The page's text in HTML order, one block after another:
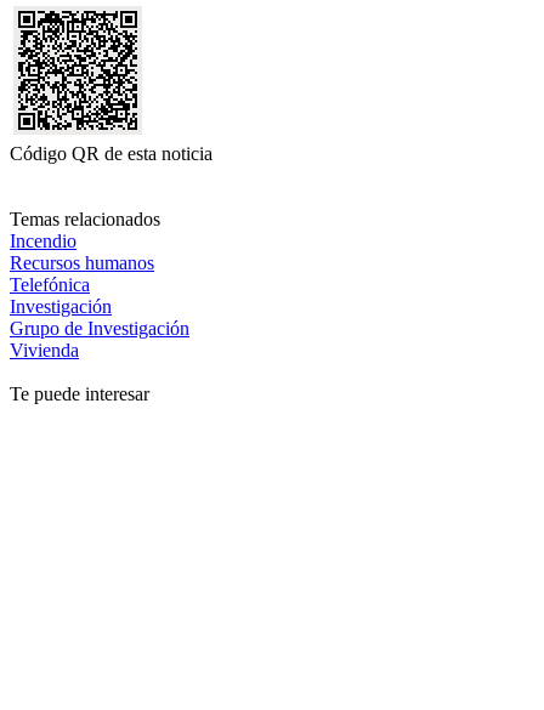
Código QR de esta noticia
Temas relacionados
Incendio
Recursos humanos
Telefónica
Investigación
Grupo de Investigación
Vivienda
Te puede interesar